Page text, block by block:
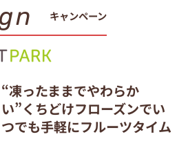
キャンペーン
“凍ったままでやわらか
い”くちどけフローズンでい
つでも手軽にフルーツタイム